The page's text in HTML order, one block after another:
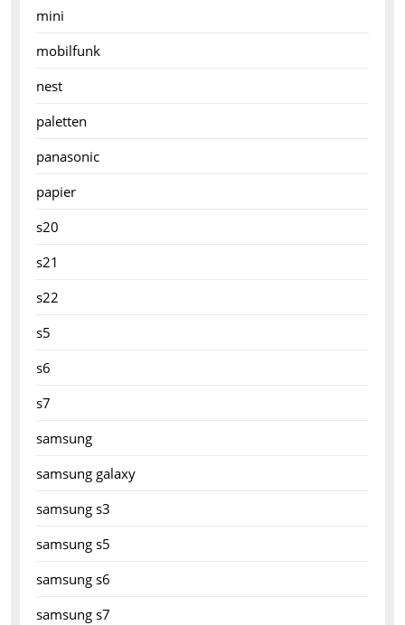
mini
mobilfunk
nest
paletten
panasonic
papier
s20
s21
s22
s5
s6
s7
samsung
samsung galaxy
samsung s3
samsung s5
samsung s6
samsung s7